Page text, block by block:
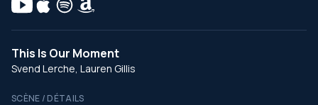
This Is Our Moment
Svend Lerche, Lauren Gillis
SCÈNE / DÉTAILS